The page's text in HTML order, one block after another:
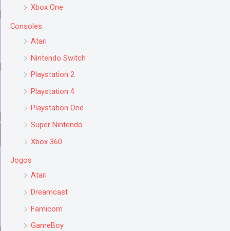
Xbox One
Consoles
Atari
Nintendo Switch
Playstation 2
Playstation 4
Playstation One
Super Nintendo
Xbox 360
Jogos
Atari
Dreamcast
Famicom
GameBoy